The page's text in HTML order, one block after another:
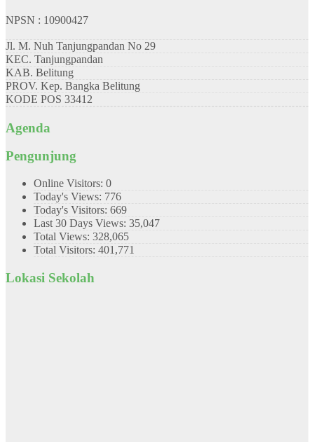
NPSN : 10900427
Jl. M. Nuh Tanjungpandan No 29
KEC. Tanjungpandan
KAB. Belitung
PROV. Kep. Bangka Belitung
KODE POS 33412
Agenda
Pengunjung
Online Visitors: 0
Today's Views: 776
Today's Visitors: 669
Last 30 Days Views: 35,047
Total Views: 328,065
Total Visitors: 401,771
Lokasi Sekolah